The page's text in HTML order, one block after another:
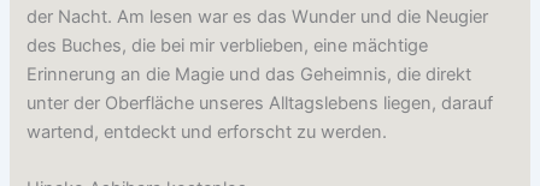
der Nacht. Am lesen war es das Wunder und die Neugier
des Buches, die bei mir verblieben, eine mächtige
Erinnerung an die Magie und das Geheimnis, die direkt
unter der Oberfläche unseres Alltagslebens liegen, darauf
wartend, entdeckt und erforscht zu werden.